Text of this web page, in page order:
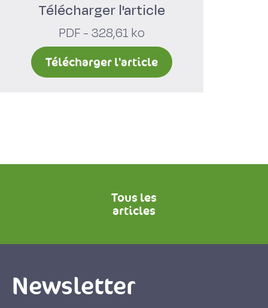
Télécharger l'article
PDF - 328,61 ko
Télécharger l'article
Tous les
articles
Newsletter